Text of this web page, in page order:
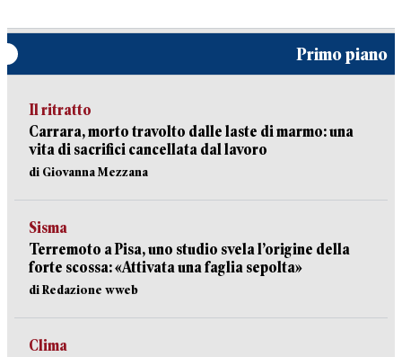
Primo piano
Il ritratto
Carrara, morto travolto dalle laste di marmo: una
vita di sacrifici cancellata dal lavoro
di Giovanna Mezzana
Sisma
Terremoto a Pisa, uno studio svela l’origine della
forte scossa: «Attivata una faglia sepolta»
di Redazione wweb
Clima